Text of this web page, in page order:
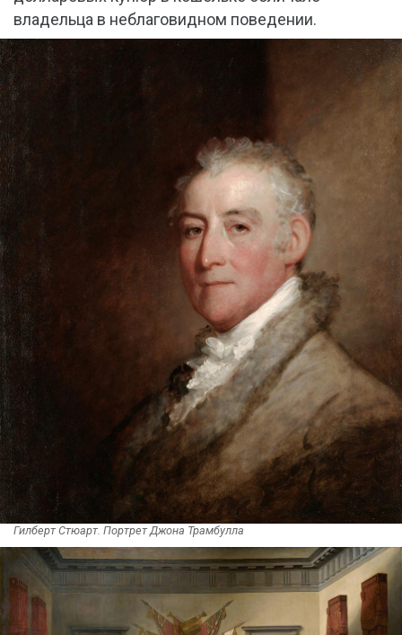
владельца в неблаговидном поведении.
Гилберт Стюарт. Портрет Джона Трамбулла